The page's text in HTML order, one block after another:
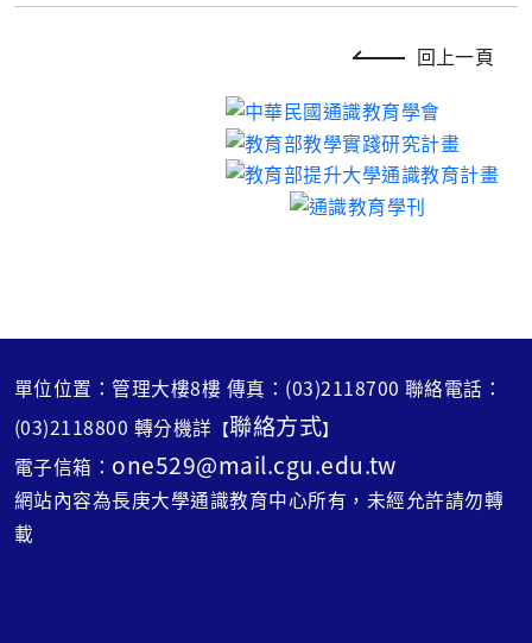
回上一頁
單位位置：管理大樓8樓 傳真：(03)2118700 聯絡電話：
(03)2118800 轉分機詳 【聯絡方式】
電子信箱： one529@mail.cgu.edu.tw
網站內容為長庚大學通識教育中心所有，未經允許請勿轉
載